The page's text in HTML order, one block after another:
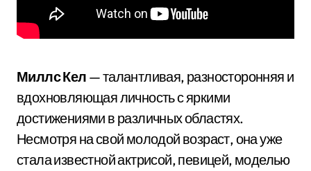
Миллс Кел — талантливая, разносторонняя и
вдохновляющая личность с яркими
достижениями в различных областях.
Несмотря на свой молодой возраст, она уже
стала известной актрисой, певицей, моделью